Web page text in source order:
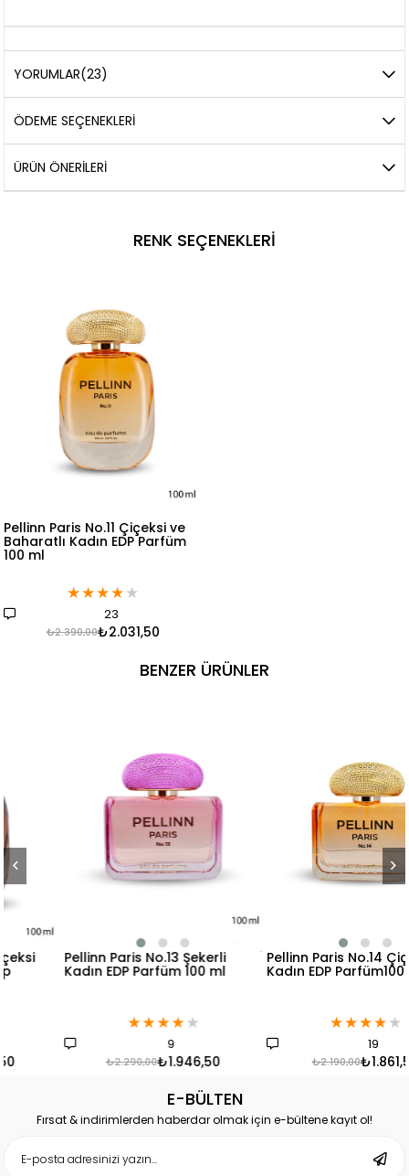
YORUMLAR(23)
ÖDEME SEÇENEKLERI
ÜRÜN ÖNERILERI
RENK SEÇENEKLERI
Pellinn Paris No.11 Çiçeksi ve
Baharatlı Kadın EDP Parfüm
100 ml
★★★★★
23
₺2.031,50
₺2.390,00
BENZER ÜRÜNLER
Pellinn Paris No.13 Şekerli
Kadın EDP Parfüm 100 ml
★
₺1.946,50
Pellinn Paris No.14 Çiçeksi
Kadın EDP Parfüm100 ml
★
₺1.861,50
E-BÜLTEN
Fırsat & indirimlerden haberdar olmak için e-bültene kayıt ol!